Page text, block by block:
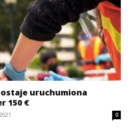
uruchumiona
150 €
0